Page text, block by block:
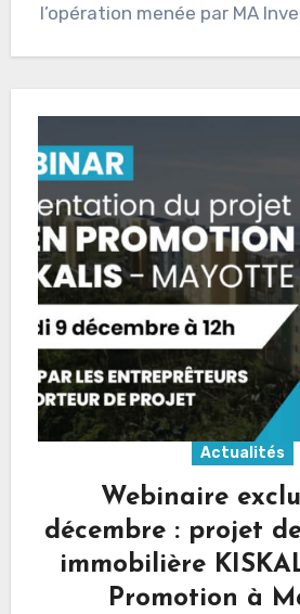
l’opération menée par MA
Actualités
Webinaire
décembre : projet
immobilière
Promotion à